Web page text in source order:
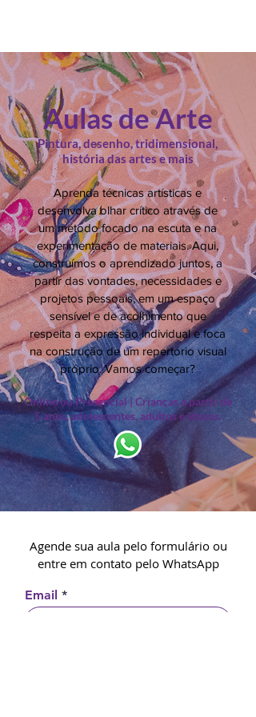
Aulas de Arte
Pintura, desenho, tridimensional,
história das artes e mais
Aprenda técnicas artísticas e
desenvolva olhar crítico através de
um método focado na escuta e na
experimentação de materiais. Aqui,
construímos o aprendizado juntos, a
partir das vontades, necessidades e
projetos pessoais, em um espaço
sensível e de acolhimento que
respeita a expressão individual e foca
na construção de um repertório visual
próprio. Vamos começar?
Online ou Presencial | Crianças a partir de
5 anos, adolescentes, adultos e idosos.
Agende sua aula pelo formulário ou
entre em contato pelo WhatsApp
Email